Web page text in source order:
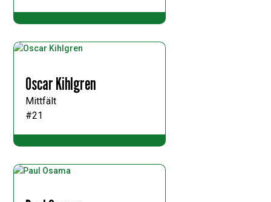
Oscar Kihlgren
Mittfält
#21